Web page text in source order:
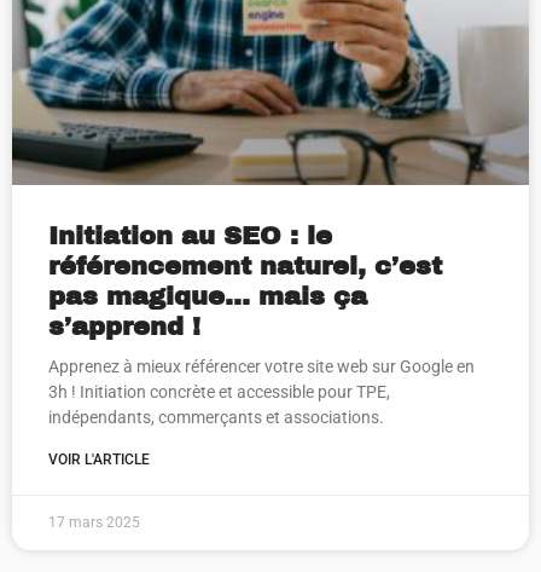
Initiation au SEO : le
référencement naturel, c’est
pas magique… mais ça
s’apprend !
Apprenez à mieux référencer votre site web sur Google en
3h ! Initiation concrète et accessible pour TPE,
indépendants, commerçants et associations.
VOIR L'ARTICLE
17 mars 2025